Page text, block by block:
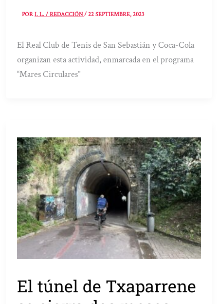
PORI. L. / REDACCIÓN/22 SEPTIEMBRE, 2023
El Real Club de Tenis de San Sebastián y Coca-Cola
organizan esta actividad, enmarcada en el programa
“Mares Circulares”
El túnel de Txaparrene